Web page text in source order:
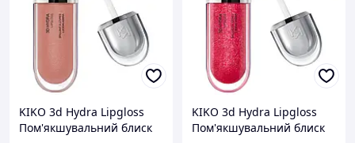
KIKO 3d Hydra Lipgloss
Пом'якшувальний блиск
KIKO 3d Hydra Lipgloss
Пом'якшувальний блиск